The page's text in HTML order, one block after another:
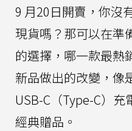
9 月20日開賣，你沒
現貨嗎？那可以在準
的選擇，哪一款最熱
新品做出的改變，像
USB-C（Type-C）
經典贈品。